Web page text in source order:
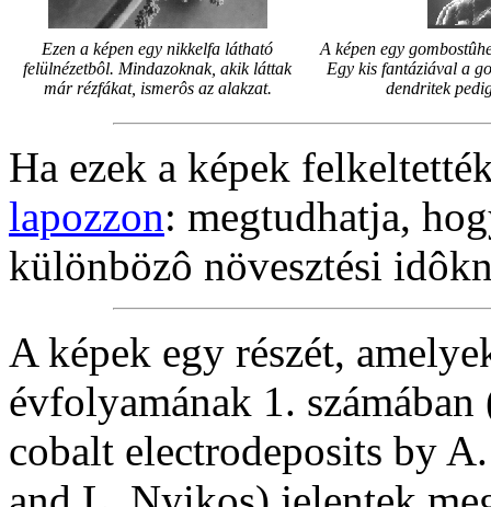
Ezen a képen egy nikkelfa látható
felülnézetbôl. Mindazoknak, akik láttak
már rézfákat, ismerôs az alakzat.
A képen egy
Egy kis fantáziával a
dendritek
Ha ezek a képek
lapozzon: megtudhatja,
különbözô növesztési
A képek egy részét,
évfolyamának 1.
cobalt electrodeposits by